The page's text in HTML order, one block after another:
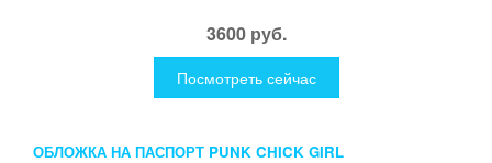
3600 руб.
Посмотреть сейчас
ОБЛОЖКА НА ПАСПОРТ PUNK CHICK GIRL